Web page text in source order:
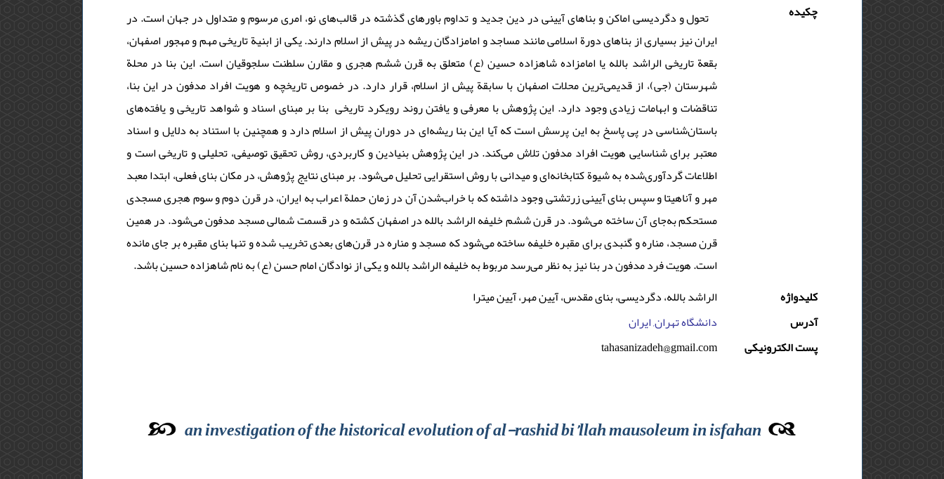
چکیده
تحول و دگردیسی اماکن و بناهای آیینی در دین جدید و تداوم باورهای گذشته در قالب‌های نو، امری مرسوم و متداول در جهان است. در
ایران نیز بسیاری از بناهای دورة اسلامی مانند مساجد و امامزادگان ریشه در پیش از اسلام دارند. یکی از ابنیة تاریخی مهم و مهجور اصفهان،
بقعة تاریخی الراشد بالله یا امامزاده شاهزاده حسین (ع) متعلق به قرن ششم هجری و مقارن سلطنت سلجوقیان است. این بنا در محلة
شهرستان (جی)، از قدیمی‌ترین محلات اصفهان با سابقة پیش از اسلام، قرار دارد. در خصوص تاریخچه و هویت افراد مدفون در این بنا،
تناقضات و ابهامات زیادی وجود دارد. این پژوهش با معرفی و یافتن روند رویکرد تاریخی بنا بر مبنای اسناد و شواهد تاریخی و یافته‌های
باستان‌شناسی در پی پاسخ به این پرسش است که آیا این بنا ریشه‌ای در دوران پیش از اسلام دارد و همچنین با استناد به دلایل و اسناد
معتبر برای شناسایی هویت افراد مدفون تلاش می‌‌کند. در این پژوهش بنیادین و کاربردی، روش تحقیق توصیفی، تحلیلی و تاریخی است و
اطلاعات گردآوری‌شده به شیوة‌ کتابخانه‌ای و میدانی با روش استقرایی تحلیل می‌شود. بر مبنای نتایج پژوهش، در مکان بنای فعلی، ابتدا معبد
مهر و آناهیتا و سپس بنای آیینی زرتشتی وجود داشته که با خراب‌شدن آن در زمان حملة اعراب به ایران، در قرن دوم و سوم هجری مسجدی
مستحکم به‌جای آن ساخته می‌شود. در قرن ششم خلیفه الراشد بالله در اصفهان کشته و در قسمت شمالی مسجد مدفون می‌شود. در همین
قرن مسجد، مناره و گنبدی برای مقبره خلیفه ساخته می‌شود که مسجد و مناره در قرن‌های بعدی تخریب شده و تنها بنای مقبره بر جای مانده
است. هویت فرد مدفون در بنا نیز به نظر می‌رسد مربوط به خلیفه الراشد بالله و یکی از نوادگان امام حسن (ع) به نام شاهزاده حسین باشد.
کلیدواژه
الراشد بالله، دگردیسی، بنای مقدس، آیین مهر، آیین میترا
آدرس
دانشگاه تهران, ایران
پست الکترونیکی
tahasanizadeh@gmail.com
an investigation of the historical evolution of al-rashid bi’llah mausoleum in isfahan